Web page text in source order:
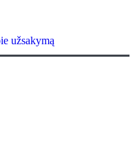
užsakymą